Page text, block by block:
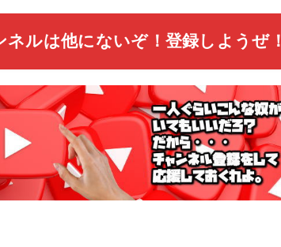
ルは他にないぞ！登録しようぜ！